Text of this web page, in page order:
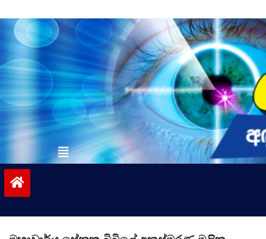
to
contentvinivida.lk